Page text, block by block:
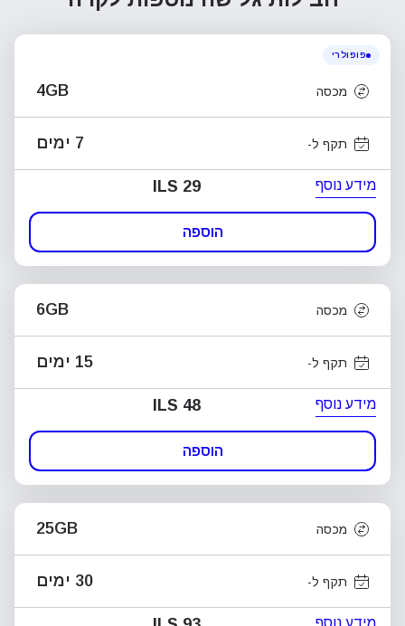
פופולרי
מכסה 4GB
תקף ל- 7 ימים
מידע נוסף ILS 29
הוספה
מכסה 6GB
תקף ל- 15 ימים
מידע נוסף ILS 48
הוספה
מכסה 25GB
תקף ל- 30 ימים
מידע נוסף